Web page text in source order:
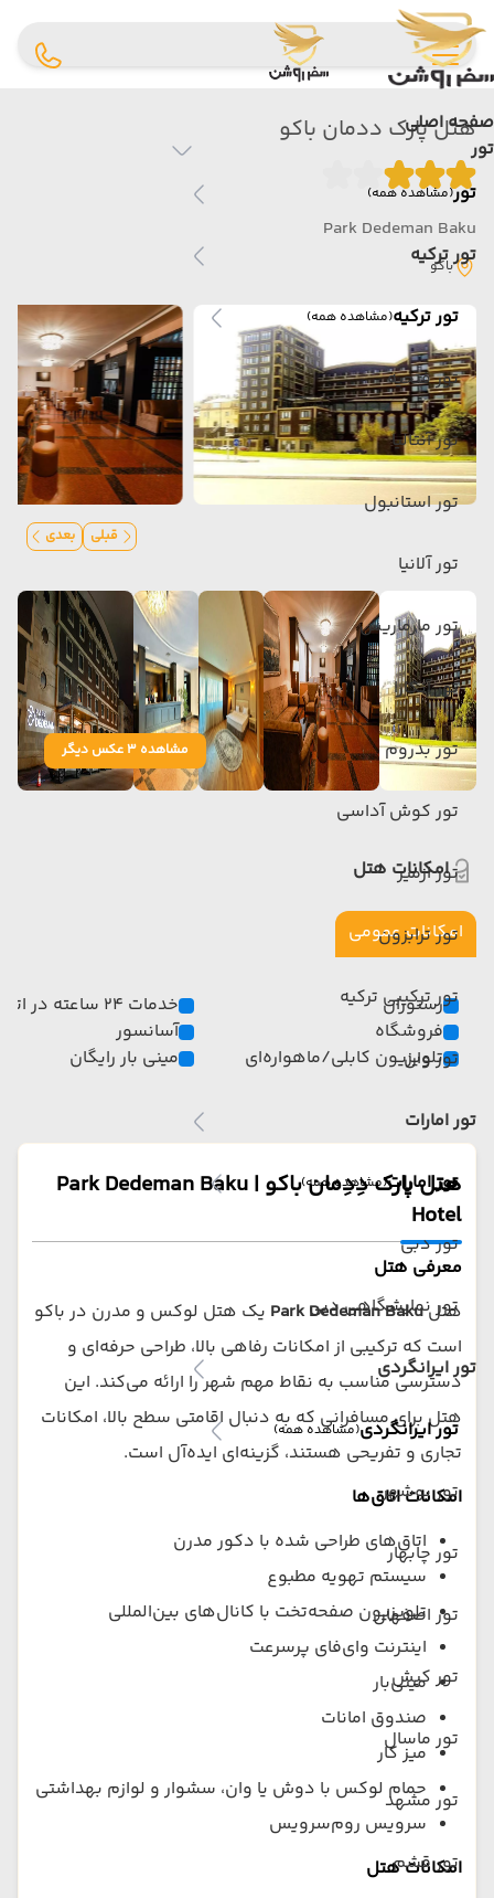
صفحه اصلی
تور
تور(مشاهده همه)
تور ترکیه
تور ترکیه(مشاهده همه)
تور فتحیه
تور آنتالیا
تور استانبول
تور آلانیا
تور مارماریس
تور آنکارا
تور بدروم
تور کوش آداسی
تور ازمیر
تور ترابزون
تور ترکیبی ترکیه
تور وان
تور امارات
تور امارات(مشاهده همه)
تور دبی
تور نمایشگاهی دبی
تور ایرانگردی
تور ایرانگردی(مشاهده همه)
تور بوشهر
تور چابهار
تور اصفهان
تور کیش
تور ماسال
تور مشهد
تور قشم
هتل پارک ددمان باکو
Park Dedeman Baku
باکو
قبلی بعدی
مشاهده 3 عکس دیگر
امکانات هتل
امکانات عمومی
رستوران
فروشگاه
تلویزیون کابلی/ماهواره‌ای
خدمات 24 ساعته در اتاق
آسانسور
مینی بار رایگان
هتل پارک دِدِمان باکو | Park Dedeman Baku
Hotel
معرفی هتل
هتلPark Dedeman Baku یک هتل لوکس و مدرن در باکو
است که ترکیبی از امکانات رفاهی بالا، طراحی حرفه‌ای و
دسترسی مناسب به نقاط مهم شهر را ارائه می‌کند. این
هتل برای مسافرانی که به دنبال اقامتی سطح بالا، امکانات
تجاری و تفریحی هستند، گزینه‌ای ایده‌آل است.
امکانات اتاق‌ها
اتاق‌های طراحی شده با دکور مدرن
سیستم تهویه مطبوع
تلویزیون صفحه‌تخت با کانال‌های بین‌المللی
اینترنت وای‌فای پرسرعت
مینی‌بار
صندوق امانات
میز کار
حمام لوکس با دوش یا وان، سشوار و لوازم بهداشتی
سرویس روم‌سرویس
امکانات هتل